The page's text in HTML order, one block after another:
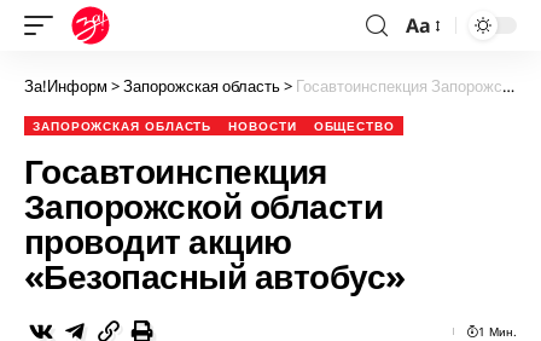
Aa
За!Информ >Запорожская область> Госавтоинспекция Запорожской области проводит акцию «Безопасный автобус»
ЗАПОРОЖСКАЯ ОБЛАСТЬ НОВОСТИ ОБЩЕСТВО
Госавтоинспекция
Запорожской области
проводит акцию
«Безопасный автобус»
1 Мин.